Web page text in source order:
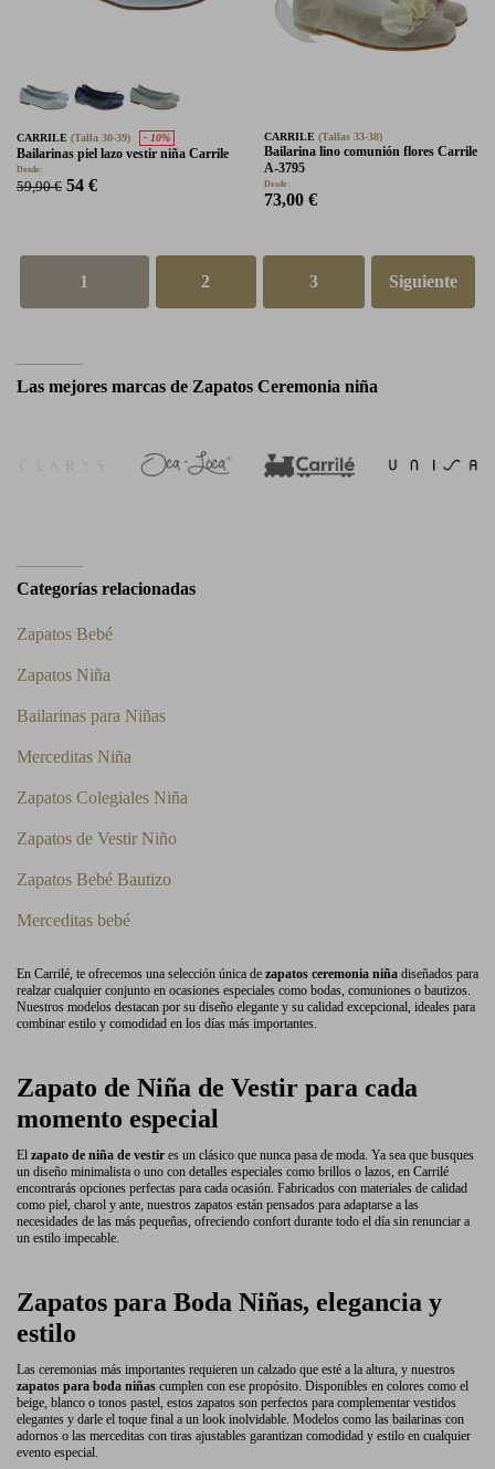
CARRILE (Talla 30-39) - 10%
Bailarinas piel lazo vestir niña Carrile
Desde:
59,90 € 54 €
CARRILE (Tallas 33-38)
Bailarina lino comunión flores Carrile
A-3795
Desde:
73,00 €
1 2 3 Siguiente
Las mejores marcas de Zapatos Ceremonia niña
Categorías relacionadas
Zapatos Bebé
Zapatos Niña
Bailarinas para Niñas
Merceditas Niña
Zapatos Colegiales Niña
Zapatos de Vestir Niño
Zapatos Bebé Bautizo
Merceditas bebé
En Carrilé, te ofrecemos una selección única de zapatos ceremonia niña diseñados para
realzar cualquier conjunto en ocasiones especiales como bodas, comuniones o bautizos.
Nuestros modelos destacan por su diseño elegante y su calidad excepcional, ideales para
combinar estilo y comodidad en los días más importantes.
Zapato de Niña de Vestir para cada
momento especial
El zapato de niña de vestir es un clásico que nunca pasa de moda. Ya sea que busques
un diseño minimalista o uno con detalles especiales como brillos o lazos, en Carrilé
encontrarás opciones perfectas para cada ocasión. Fabricados con materiales de calidad
como piel, charol y ante, nuestros zapatos están pensados para adaptarse a las
necesidades de las más pequeñas, ofreciendo confort durante todo el día sin renunciar a
un estilo impecable.
Zapatos para Boda Niñas, elegancia y
estilo
Las ceremonias más importantes requieren un calzado que esté a la altura, y nuestros
zapatos para boda niñas cumplen con ese propósito. Disponibles en colores como el
beige, blanco o tonos pastel, estos zapatos son perfectos para complementar vestidos
elegantes y darle el toque final a un look inolvidable. Modelos como las bailarinas con
adornos o las merceditas con tiras ajustables garantizan comodidad y estilo en cualquier
evento especial.